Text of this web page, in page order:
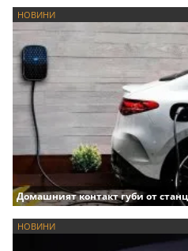
НОВИНИ
Домашният контакт губи от
НОВИНИ